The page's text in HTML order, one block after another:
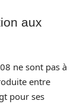
aux
ne sont pas à
entre
pour ses